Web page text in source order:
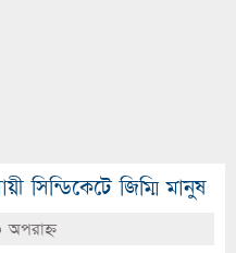
সিন্ডিকেটে জিম্মি মানুষ
অপরাহ্ণ